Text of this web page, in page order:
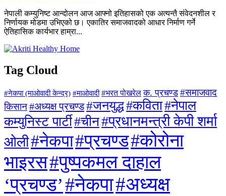
नेपाली कम्युनिष्ट आन्दोलन आज आफ्नो इतिहासको एक अत्यन्तै संवेदनशील र
निर्णायक मोडमा उभिएको छ। एकातिर समाजवादको आधार निर्माण गर्ने
ऐतिहासिक कार्यभार हाम्रा...
Tag Cloud
#नेकपा (माओवादी केन्द्र) #माओवादी #भरत पोखरेल क. प्रचण्ड #समाजवाद
किसान#अध्यक्ष प्रचण्ड#जनयुद्ध#कविता#नेपाल
कम्युनिस्ट पार्टी#चीन#प्रधानमन्त्री केपी शर्मा
ओली#नेकपा#प्रचण्ड#कोरोना
भाइरस#पुष्पकमल दाहाल
‘प्रचण्ड’#नेकपा#अध्यक्ष